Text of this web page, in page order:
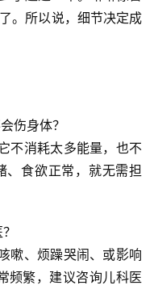
。所以说， 细节决定成
伤身体？
不消耗太多能量，也不
、食欲正常，就无需担
嗽、烦躁哭闹、或影响
频繁，建议咨询儿科医